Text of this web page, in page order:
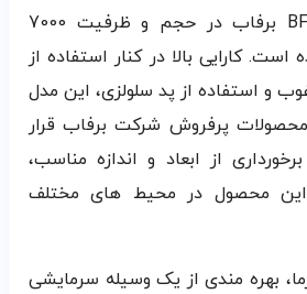
کولر آبی مدل BF7-CP برفاب در حجم و ظرفیت 7000
کارایی بالا در کنار استفاده از
و استفاده از پد سلولزی، این مدل
محصولات پرفروش شرکت برفاب قرار
از ابعاد و اندازه مناسب،
این محصول در محیط های مختلف
بهره مندی از یک وسیله سرمایشی